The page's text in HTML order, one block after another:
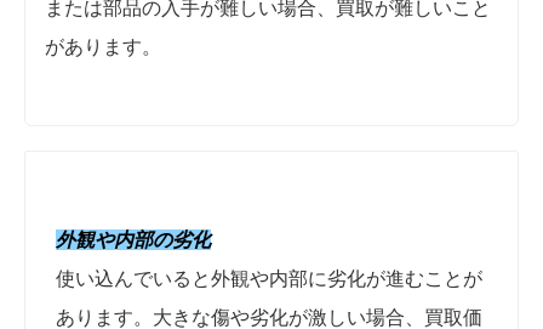
または部品の入手が難しい場合、買取が難しいこと
があります。
外観や内部の劣化
使い込んでいると外観や内部に劣化が進むことが
あります。大きな傷や劣化が激しい場合、買取価